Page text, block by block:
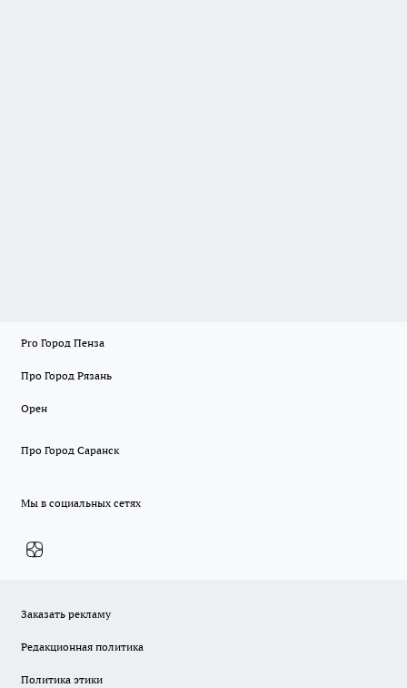
Pro Город Пенза
Про Город Рязань
Орен
Про Город Саранск
Мы в социальных сетях
Заказать рекламу
Редакционная политика
Политика этики